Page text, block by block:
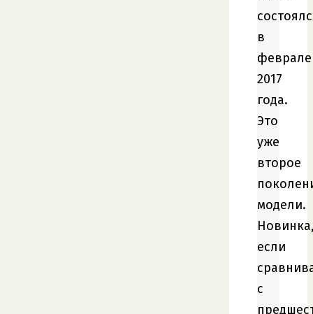
в
феврале
2017
года.
Это
уже
второе
модели.
если
с